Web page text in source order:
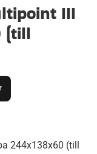
III
(till
244x138x60 (till